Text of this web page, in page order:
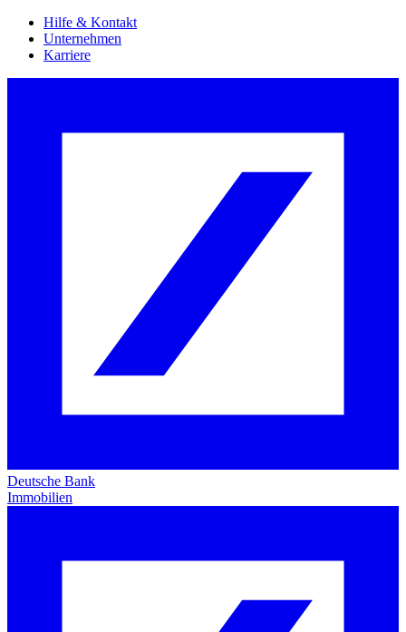
Hilfe & Kontakt
Unternehmen
Karriere
Deutsche Bank
Immobilien